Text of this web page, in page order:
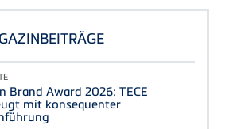
Brand Award 2026: TECE
mit konsequenter